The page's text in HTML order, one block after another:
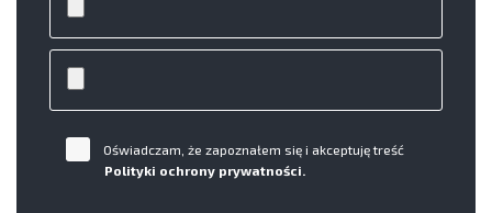
Oświadczam, że zapoznałem się i akceptuję treść
Polityki ochrony prywatności.